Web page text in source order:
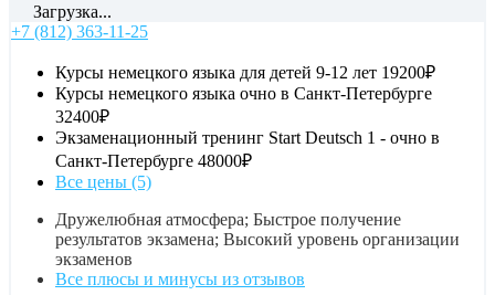
Загрузка...
+7 (812) 363-11-25
Курсы немецкого языка для детей 9-12 лет 19200₽
Курсы немецкого языка очно в Санкт-Петербурге
32400₽
Экзаменационный тренинг Start Deutsch 1 - очно в
Санкт-Петербурге 48000₽
Все цены (5)
Дружелюбная атмосфера; Быстрое получение
результатов экзамена; Высокий уровень организации
экзаменов
Все плюсы и минусы из отзывов